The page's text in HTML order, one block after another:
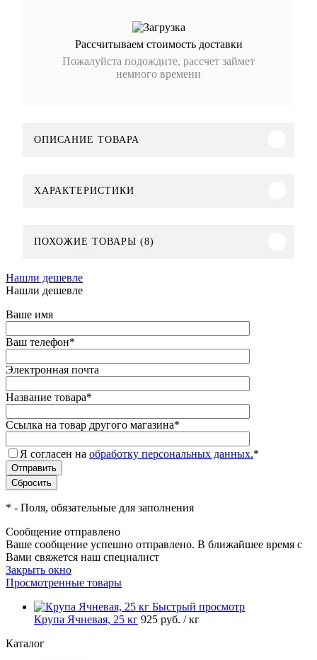
Рассчитываем стоимость доставки
Пожалуйста подождите, рассчет займет
немного времени
ОПИСАНИЕ ТОВАРА
ХАРАКТЕРИСТИКИ
ПОХОЖИЕ ТОВАРЫ (8)
Нашли дешевле
Нашли дешевле
Ваше имя
Ваш телефон*
Электронная почта
Название товара*
Ссылка на товар другого магазина*
Я согласен на обработку персональных данных.*
* - Поля, обязательные для заполнения
Сообщение отправлено
Ваше сообщение успешно отправлено. В ближайшее время с
Вами свяжется наш специалист
Закрыть окно
Просмотренные товары
Быстрый просмотр
Крупа Ячневая, 25 кг 925 руб. / кг
Каталог